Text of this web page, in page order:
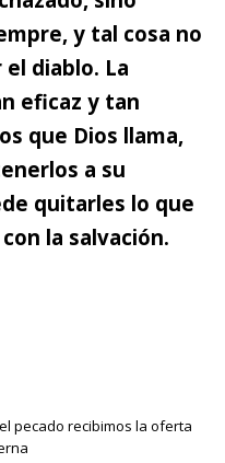
y tal cosa no
diablo. La
eficaz y tan
que Dios llama,
a su
quitarles lo que
la salvación.
pecado recibimos la oferta